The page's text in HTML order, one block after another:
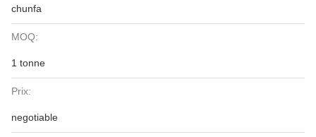
chunfa
MOQ:
1 tonne
Prix:
negotiable